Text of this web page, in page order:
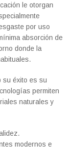
le otorgan
por uso
absorción de
donde la
su éxito es su
permiten
naturales y
modernos e